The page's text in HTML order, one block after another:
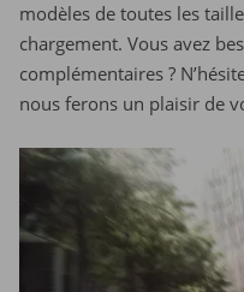
modèles de toutes les
chargement. Vous avez
complémentaires ?
nous ferons un plaisir de